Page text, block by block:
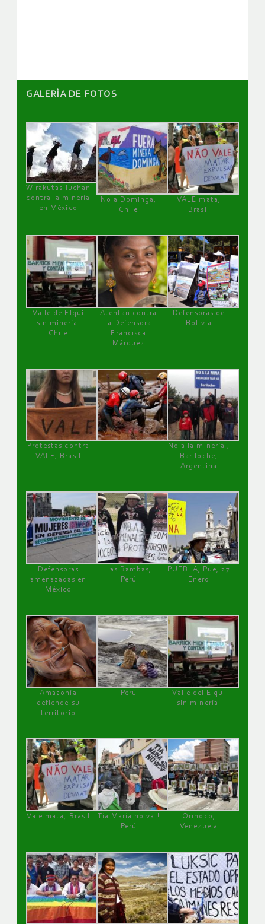
GALERÌA DE FOTOS
Wirakutas luchan
contra la minería
en México
No a Dominga,
Chile
VALE mata,
Brasil
Valle de Elqui
sin minería.
Chile
Atentan contra
la Defensora
Francisca
Márquez
Defensoras de
Bolivia
Protestas contra
VALE, Brasil
No a la minería ,
Bariloche,
Argentina
Defensoras
amenazadas en
México
Las Bambas,
Perú
PUEBLA, Pue, 27
Enero
Amazonía
defiende su
territorio
Perú
Valle del Elqui
sin minería.
Vale mata, Brasil
Tía María no va !
Perú
Orinoco,
Venezuela